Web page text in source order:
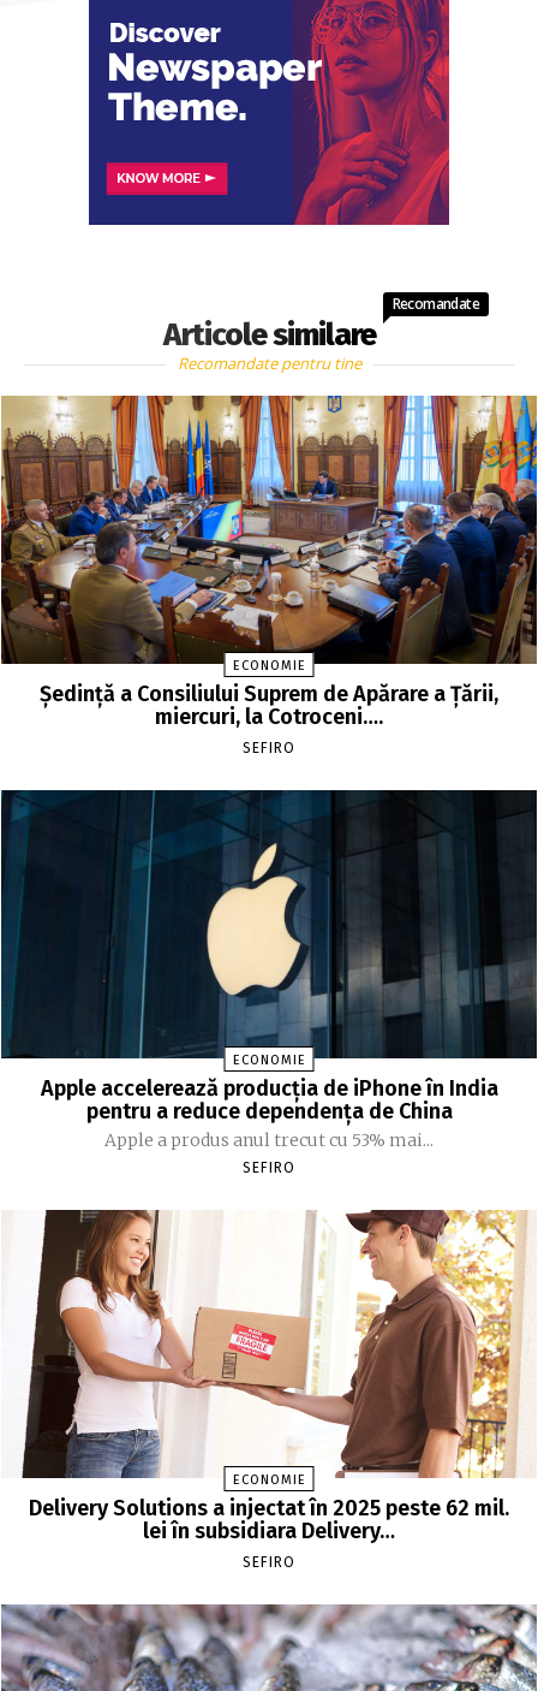
Articole similare
Recomandate
Recomandate pentru tine
ECONOMIE
Şedinţă a Consiliului Suprem de Apărare a Ţării,
miercuri, la Cotroceni….
SEFIRO
ECONOMIE
Apple accelerează producția de iPhone în India
pentru a reduce dependența de China
Apple a produs anul trecut cu 53% mai...
SEFIRO
ECONOMIE
Delivery Solutions a injectat în 2025 peste 62 mil.
lei în subsidiara Delivery…
SEFIRO